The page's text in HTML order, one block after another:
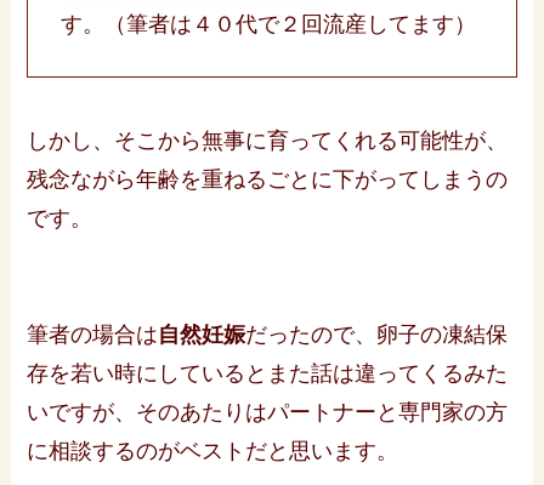
す。（筆者は４０代で２回流産してます）
しかし、そこから無事に育ってくれる可能性が、
残念ながら年齢を重ねるごとに下がってしまうの
です。
筆者の場合は自然妊娠だったので、卵子の凍結保
存を若い時にしているとまた話は違ってくるみた
いですが、そのあたりはパートナーと専門家の方
に相談するのがベストだと思います。